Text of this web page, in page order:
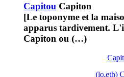
Capitou Capiton
[Le toponyme et la
apparus tardivement.
Capiton ou (…)
(lo,eth)